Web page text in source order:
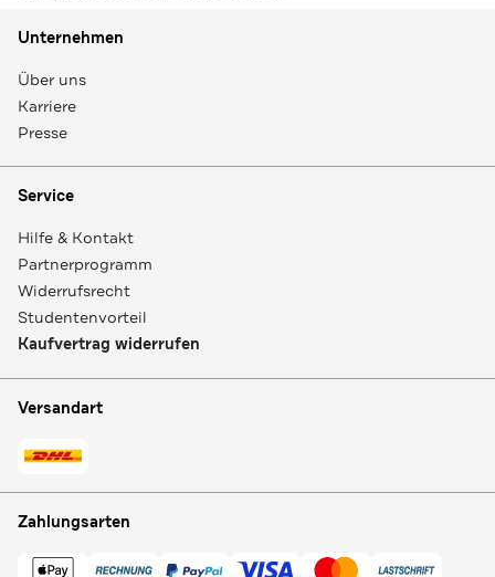
Unternehmen
Über uns
Karriere
Presse
Service
Hilfe & Kontakt
Partnerprogramm
Widerrufsrecht
Studentenvorteil
Kaufvertrag widerrufen
Versandart
Zahlungsarten